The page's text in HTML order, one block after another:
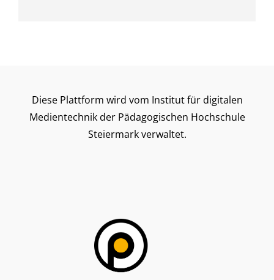
Diese Plattform wird vom Institut für digitalen
Medientechnik der Pädagogischen Hochschule
Steiermark verwaltet.